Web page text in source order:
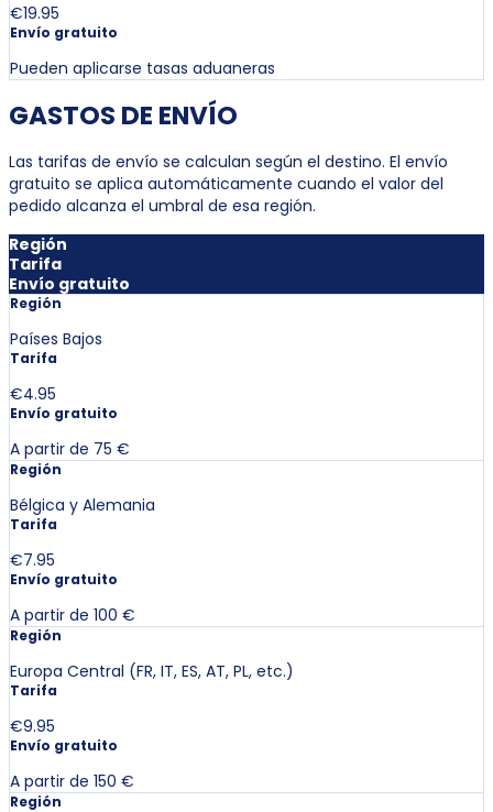
€19.95
Envío gratuito
Pueden aplicarse tasas aduaneras
GASTOS DE ENVÍO
Las tarifas de envío se calculan según el destino. El envío
gratuito se aplica automáticamente cuando el valor del
pedido alcanza el umbral de esa región.
Región
Tarifa
Envío gratuito
Región
Países Bajos
Tarifa
€4.95
Envío gratuito
A partir de 75 €
Región
Bélgica y Alemania
Tarifa
€7.95
Envío gratuito
A partir de 100 €
Región
Europa Central (FR, IT, ES, AT, PL, etc.)
Tarifa
€9.95
Envío gratuito
A partir de 150 €
Región